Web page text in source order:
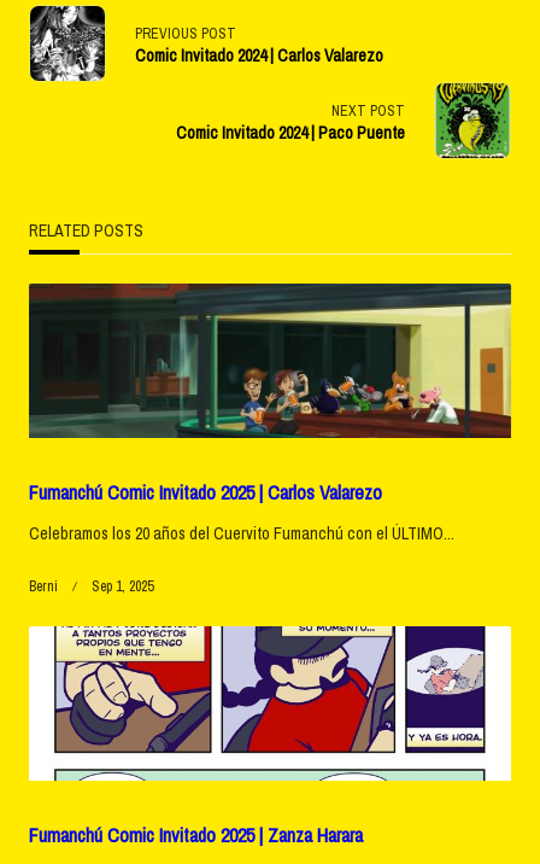
<span
class="nav-
reader-
text">Page</span>
PREVIOUS POST
Comic Invitado 2024 | Carlos Valarezo
NEXT POST
Comic Invitado 2024 | Paco Puente
RELATED POSTS
Fumanchú Comic Invitado 2025 | Carlos Valarezo
Celebramos los 20 años del Cuervito Fumanchú con el ÚLTIMO...
Berni Sep 1, 2025
Fumanchú Comic Invitado 2025 | Zanza Harara